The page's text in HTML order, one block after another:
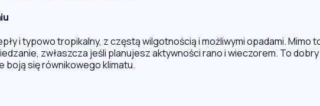
i typowo tropikalny, z częstą wilgotnością i możliwymi opadami. Mimo
zwłaszcza jeśli planujesz aktywności rano i wieczorem. To dobry
boją się równikowego klimatu.